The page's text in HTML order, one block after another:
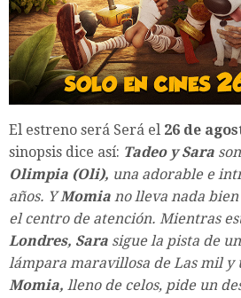
El estreno será Será el 26 de
sinopsis dice así: Tadeo y Sara
Olimpia (Oli), una adorable e
años. YMomia no lleva nada
el centro de atención. Mientras
Londres, Sara sigue la pista de
lámpara maravillosa de Las mil y
Momia, lleno de celos, pide un